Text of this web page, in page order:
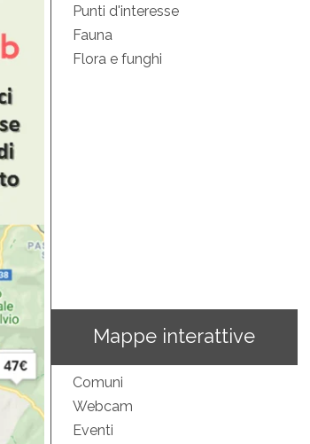
Punti d'interesse
Fauna
Flora e funghi
Mappe interattive
Comuni
Webcam
Eventi